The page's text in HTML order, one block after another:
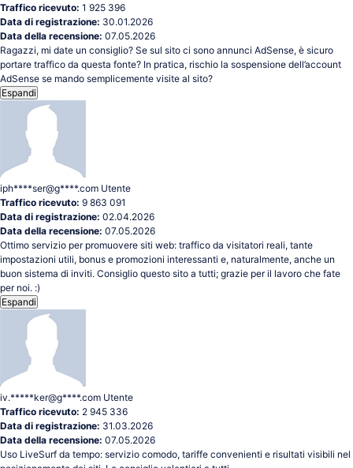
Traffico ricevuto: 1 925 396
Data di registrazione: 30.01.2026
Data della recensione: 07.05.2026
Ragazzi, mi date un consiglio? Se sul sito ci sono annunci AdSense, è sicuro
portare traffico da questa fonte? In pratica, rischio la sospensione dell’account
AdSense se mando semplicemente visite al sito?
Espandi
iph****ser@g****.com Utente
Traffico ricevuto: 9 863 091
Data di registrazione: 02.04.2026
Data della recensione: 07.05.2026
Ottimo servizio per promuovere siti web: traffico da visitatori reali, tante
impostazioni utili, bonus e promozioni interessanti e, naturalmente, anche un
buon sistema di inviti. Consiglio questo sito a tutti; grazie per il lavoro che fate
per noi. :)
Espandi
iv.*****ker@g****.com Utente
Traffico ricevuto: 2 945 336
Data di registrazione: 31.03.2026
Data della recensione: 07.05.2026
Uso LiveSurf da tempo: servizio comodo, tariffe convenienti e risultati visibili nel